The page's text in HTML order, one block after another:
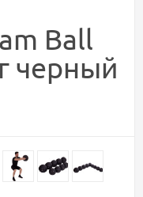
Ball
черный